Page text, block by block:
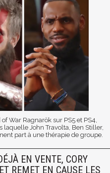
War Ragnarök sur PS5 et PS4,
John Travolta, Ben Stiller,
part à une thérapie de groupe.
EN VENTE, CORY
REMET EN CAUSE LES